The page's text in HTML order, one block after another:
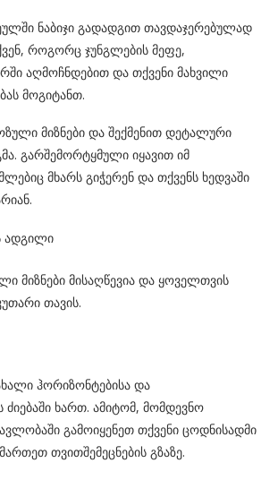
ნაბიჯი გადადგით თავდაჯერებულად
როგორც ჯუნგლების მეფე,
აღმოჩნდებით და თქვენი მახვილი
მოგიტანთ.
მიზნები და შექმენით დეტალური
გარშემორტყმული იყავით იმ
მხარს გიჭერენ და თქვენს ხედვაში
ადგილი
მიზნები მისაღწევია და ყოველთვის
თავის.
ჰორიზონტებისა და
ძიებაში ხართ. ამიტომ, მომდევნო
გამოიყენეთ თქვენი ცოდნისადმი
თვითშემეცნების გზაზე.